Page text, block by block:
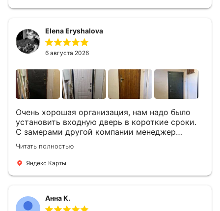
установили две двери, ответили на все
вопросы . Выполненной работой мы довольны.
Огромная всем благодарность!
Elena Eryshalova
6 августа 2026
Очень хорошая организация, нам надо было
установить входную дверь в короткие сроки.
С замерами другой компании менеджер
компании Филлип, быстро предоставил нам
варианты дверей, монтаж тоже был очень
четкий, позвонили, согласовали и установили
Читать полностью
Яндекс Карты
Анна К.